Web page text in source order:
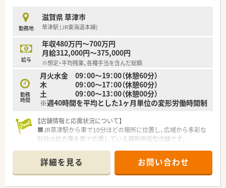
があるのも特徴です
勤務地
滋賀県 草津市
草津駅 (JR東海道本線)
給与
年収480万円～700万円
月給312,000円～375,000円
※想定・平均残業、各種手当を含んだ総額
勤務
時間
月火水金 09：00～19：00（休憩60分）
木 09：00～17：00（休憩60分）
土 09：00～13：00（休憩00分）
※週40時間を平均とした1ヶ月単位の変形労働時間制
【店舗情報と応需状況について】
■JR草津駅から車で10分ほどの場所に位置し、広域から多彩な
科目の処方箋を面で応需している調剤併設型店舗です。
とする総合的な科目の知見を深めることができます。
■薬剤師は常時4～5名体制で、さらにパートスタッフも在籍し
ており、複数名で協力しながら業務に取り組めます。
詳細を見る お問い合わせ